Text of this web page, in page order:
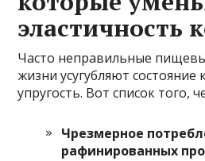
эластичность
Часто неправильные
жизни усугубляют
упругость. Вот список того,
Чрезмерное
рафинированных